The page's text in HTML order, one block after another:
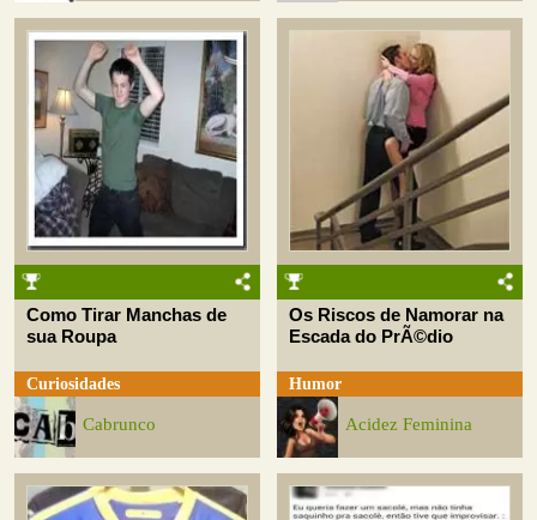
Como Tirar Manchas de
sua Roupa
Curiosidades
Cabrunco
Os Riscos de Namorar na
Escada do PrÃ©dio
Humor
Acidez Feminina